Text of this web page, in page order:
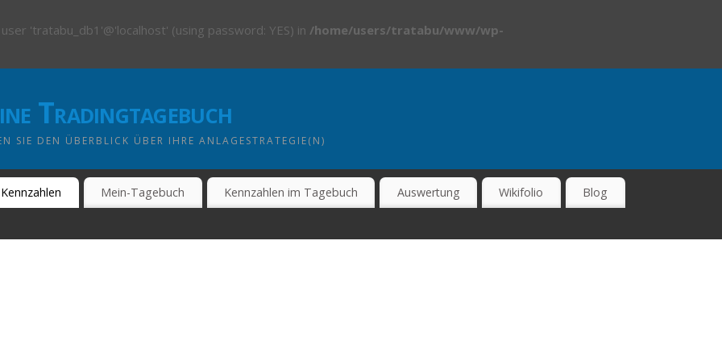
'tratabu_db1'@'localhost' (using password: YES) in /home/users/tratabu/www/wp-
Tradingtagebuch
SIE DEN ÜBERBLICK ÜBER IHRE ANLAGESTRATEGIE(N)
Kennzahlen Mein-Tagebuch Kennzahlen im Tagebuch Auswertung Wikifolio Blog